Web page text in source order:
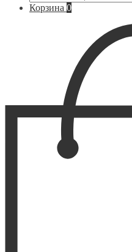
Корзина 0